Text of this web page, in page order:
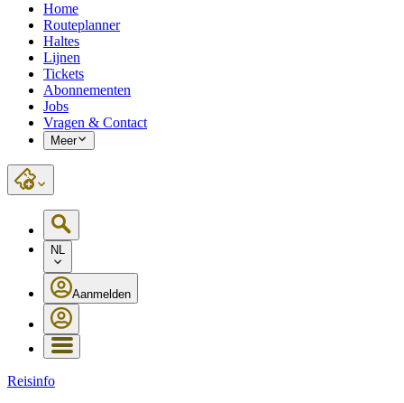
Home
Routeplanner
Haltes
Lijnen
Tickets
Abonnementen
Jobs
Vragen & Contact
Meer
NL
Aanmelden
Reisinfo